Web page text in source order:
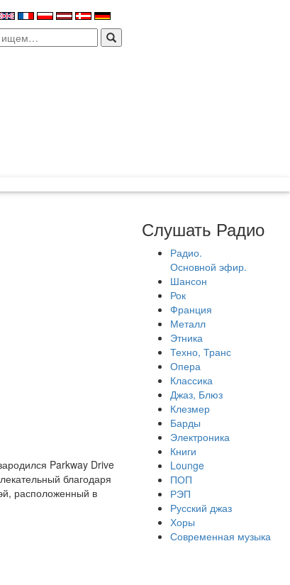
Parkway Drive
благодаря
расположенный в
Слушать Радио
Радио.
Основной эфир.
Шансон
Рок
Франция
Металл
Этника
Техно, Транс
Опера
Классика
Джаз, Блюз
Клезмер
Барды
Электроника
Книги
Lounge
ПОП
РЭП
Русский джаз
Хоры
Современная музыка